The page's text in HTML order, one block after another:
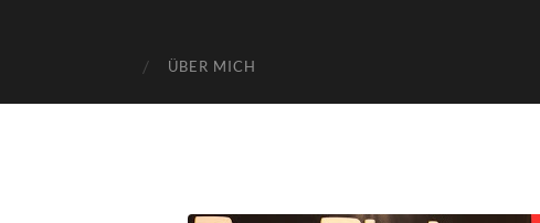
ÜBER MICH